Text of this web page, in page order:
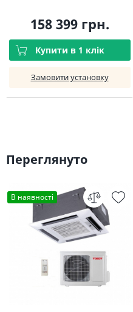
158 399 грн.
Купити в 1 клік
Замовити установку
Переглянуто
В наявності